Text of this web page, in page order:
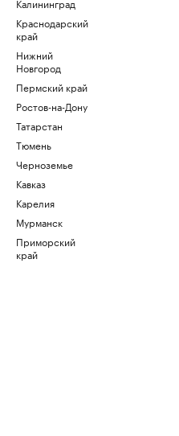
Краснодарский
край
Нижний
Новгород
Пермский край
Ростов-на-Дону
Татарстан
Тюмень
Черноземье
Кавказ
Карелия
Мурманск
Приморский
край